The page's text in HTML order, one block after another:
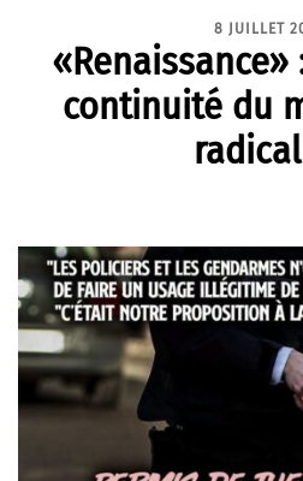
8 JUILLET
«Renaissance»
continuité du